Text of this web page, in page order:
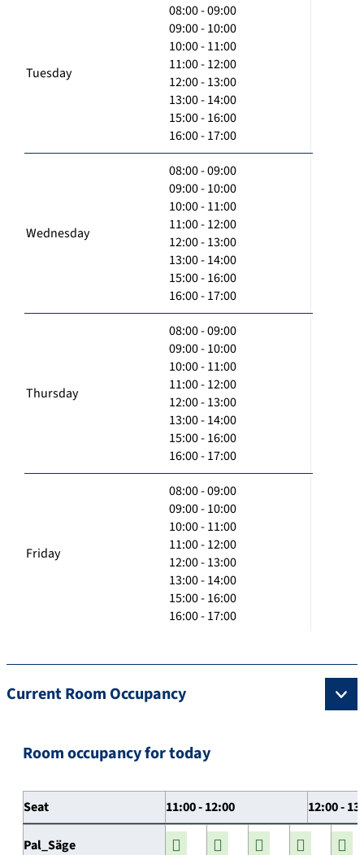
Tuesday
08:00 - 09:00
09:00 - 10:00
10:00 - 11:00
11:00 - 12:00
12:00 - 13:00
13:00 - 14:00
15:00 - 16:00
16:00 - 17:00
Wednesday
08:00 - 09:00
09:00 - 10:00
10:00 - 11:00
11:00 - 12:00
12:00 - 13:00
13:00 - 14:00
15:00 - 16:00
16:00 - 17:00
Thursday
08:00 - 09:00
09:00 - 10:00
10:00 - 11:00
11:00 - 12:00
12:00 - 13:00
13:00 - 14:00
15:00 - 16:00
16:00 - 17:00
Friday
08:00 - 09:00
09:00 - 10:00
10:00 - 11:00
11:00 - 12:00
12:00 - 13:00
13:00 - 14:00
15:00 - 16:00
16:00 - 17:00
Current Room Occupancy
Room occupancy for today
Seat 11:00 - 12:00 12:00 -
Pal_Säge